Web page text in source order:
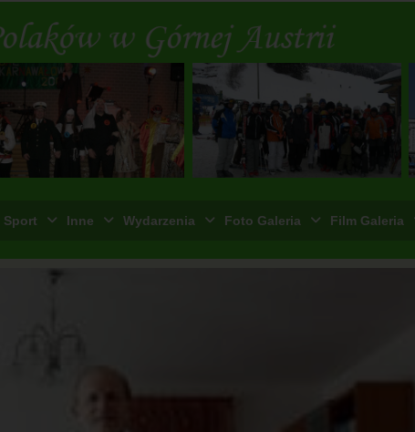
Sport Inne Wydarzenia Foto Galeria Film Galeria